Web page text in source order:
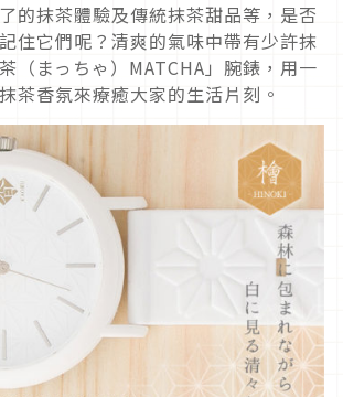
的抹茶體驗及傳統抹茶甜品等，是否
住它們呢？清爽的氣味中帶有少許抹
（まっちゃ）MATCHA」腕錶，用一
茶香氛來療癒大家的生活片刻。